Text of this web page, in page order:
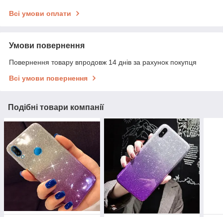
Всі умови оплати
Умови повернення
Повернення товару впродовж 14 днів за рахунок покупця
Всі умови повернення
Подібні товари компанії